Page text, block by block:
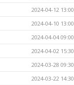
2024-04-12 13:00
2024-04-10 13:00
2024-04-04 09:00
2024-04-02 15:30
2024-03-28 09:30
2024-03-22 14:30